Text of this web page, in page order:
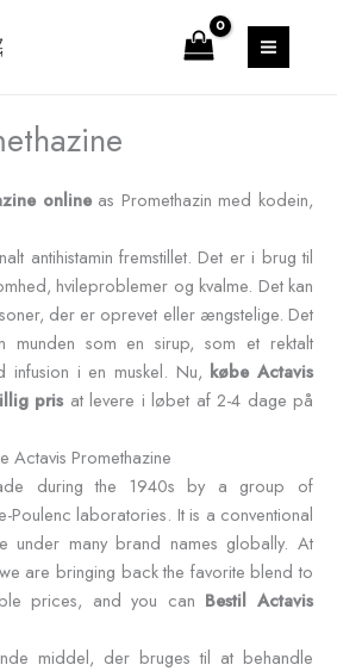
MAIN
MENU
online as Promethazin med kodein,
antihistamin fremstillet. Det er i brug til
hvileproblemer og kvalme. Det kan
der er oprevet eller ængstelige. Det
munden som en sirup, som et rektalt
infusion i en muskel. Nu, købe Actavis
pris at levere i løbet af 2-4 dage på
Actavis Promethazine
during the 1940s by a group of
Poulenc laboratories. It is a conventional
under many brand names globally. At
are bringing back the favorite blend to
prices, and you can Bestil Actavis
middel, der bruges til at behandle